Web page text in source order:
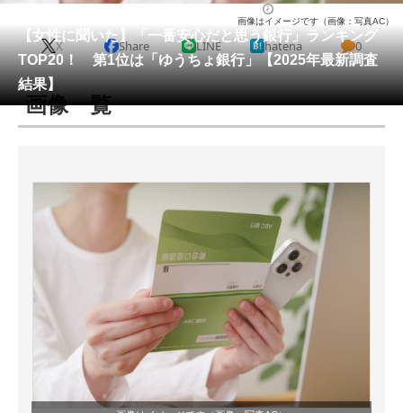
会員記事
メディア
注目記事を集めた総合ページ
スマホと通信の最新トレンド
進化するPCとデバイスの未来
好きが集まる 比べて選べる
ビジネスと働き方のヒント
AI活用のいまが分かる
企業ITのトレンドを詳説
【女性に聞いた】「一番安心だと思う銀行」ランキング
TOP20！ 第1位は「ゆうちょ銀行」【2025年最新調査
結果】
画像はイメージです（画像：写真AC）
X Share LINE hatena 0
画像一覧